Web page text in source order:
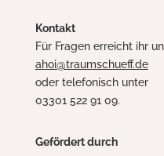
Kontakt
Für Fragen erreicht ihr
ahoi@traumschueff.de
oder telefonisch unter
03301 522 91 09.
Gefördert durch